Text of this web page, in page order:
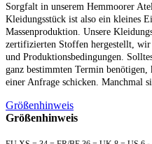
Sorgfalt in unserem Hemmoorer
Kleidungsstück ist also ein kleines
Massenproduktion. Unsere
zertifizierten Stoffen hergestellt,
und Produktionsbedingungen.
ganz bestimmten Termin
einer Anfrage schicken. Manchmal
Größenhinweis
Größenhinweis